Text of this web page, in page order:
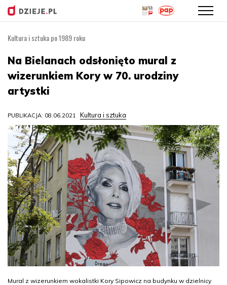
treści
Kultura i sztuka po 1989 roku
Na Bielanach odsłonięto mural z
wizerunkiem Kory w 70. urodziny
artystki
PUBLIKACJA: 08.06.2021 Kultura i sztuka
Mural z wizerunkiem wokalistki Kory Sipowicz na budynku w dzielnicy